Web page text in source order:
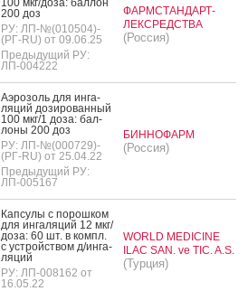
100 мкг/до­за: бал­лон
200 доз
РУ: ЛП-№(010504)-
(РГ-RU) от 09.06.25
Предыдущий РУ:
ЛП-004222
ФАРМСТАНДАРТ-
ЛЕКСРЕДСТВА
(Россия)
А­эро­золь для ин­га­
ляций до­зиро­ван­ный
100 мкг/1 до­за: бал­
ло­ны 200 доз
РУ: ЛП-№(000729)-
(РГ-RU) от 25.04.22
Предыдущий РУ:
ЛП-005167
БИННОФАРМ
(Россия)
Кап­су­лы с по­рош­ком
для ин­га­ляций 12 мкг/
до­за: 60 шт. в компл.
с ус­трой­ством д/ин­га­
ляций
РУ: ЛП-008162 от
16.05.22
WORLD MEDICINE
ILAC SAN. ve TIC. A.S.
(Турция)